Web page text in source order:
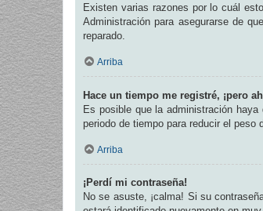
Existen varias razones por lo cuál
Administración para asegurarse de
reparado.
Arriba
Hace un tiempo me registré, ¡pero
Es posible que la administración
periodo de tiempo para reducir el
Arriba
¡Perdí mi contraseña!
No se asuste, ¡calma! Si su